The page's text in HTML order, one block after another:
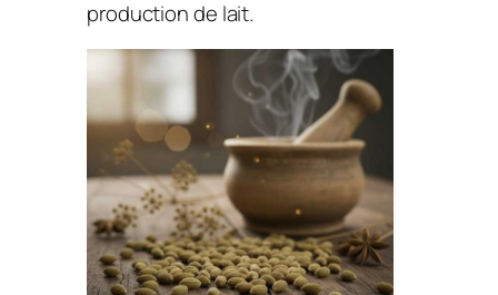
production de lait.